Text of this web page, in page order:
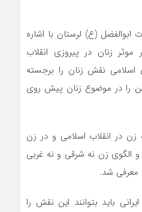
(ع) لرستان با اشاره
زنان در پیروزی انقلاب
اسلامی نقش زنان را برجسته
را در موضوع زنان پیش روی
در انقلاب اسلامی و در زن
الگوی زن نه شرقی و نه غربی
معرفی شد.
باید بتوانند این نقش را